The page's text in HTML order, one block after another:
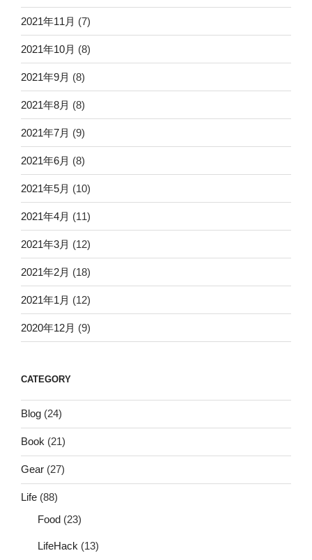
2021年11月 (7)
2021年10月 (8)
2021年9月 (8)
2021年8月 (8)
2021年7月 (9)
2021年6月 (8)
2021年5月 (10)
2021年4月 (11)
2021年3月 (12)
2021年2月 (18)
2021年1月 (12)
2020年12月 (9)
CATEGORY
Blog (24)
Book (21)
Gear (27)
Life (88)
Food (23)
LifeHack (13)